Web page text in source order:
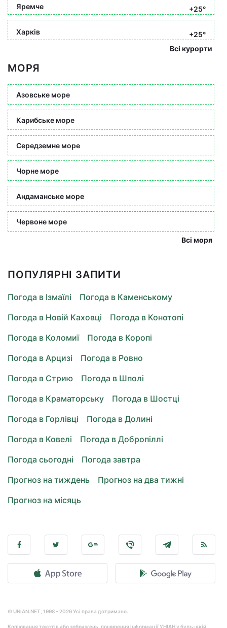
Яремче +25°
Харків
+25°
Всі курорти
МОРЯ
Азовське море
Карибське море
Середземне море
Чорне море
Андаманське море
Червоне море
Всі моря
ПОПУЛЯРНІ ЗАПИТИ
Погода в Ізмаїлі
Погода в Каменському
Погода в Новій Каховці
Погода в Конотопі
Погода в Коломиї
Погода в Коропі
Погода в Арцизі
Погода в Ровно
Погода в Стрию
Погода в Шполі
Погода в Краматорську
Погода в Шостці
Погода в Горлівці
Погода в Долині
Погода в Ковелі
Погода в Добропіллі
Погода сьогодні
Погода завтра
Прогноз на тиждень
Прогноз на два тижні
Прогноз на місяць
© UNIAN.NET, 1998 - 2026 Усі права дотримано.
Копіювання текстів або зображень, поширення інформації УНІАН у будь-якій